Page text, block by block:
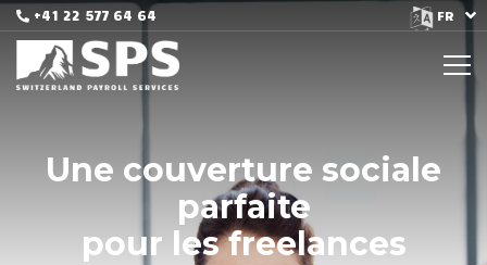
+41 22 577 64 64 FR
Une couverture sociale
parfaite
pour les freelances